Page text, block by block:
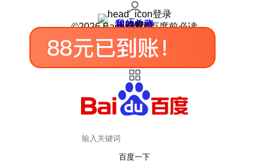
登录
我的关注
我的收藏
皮肤中心
用户反馈
设置
©2026 Baidu 使用百度前必读
百度一下